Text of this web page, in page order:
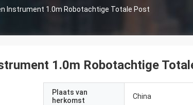
Instrument 1.0m Robotachtige Totale Post
1.0m Robotachtige
Plaats van
herkomst
China